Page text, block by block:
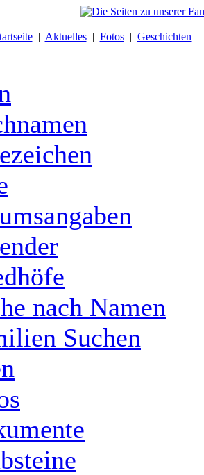
| Aktuelles| Fotos| Geschichten |
nach Namen
Suchen